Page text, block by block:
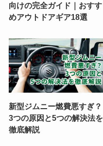
向けの完全ガイド｜おすす
めアウトドアギア18選
新型ジムニー燃費悪すぎ？
3つの原因と5つの解決法を
徹底解説